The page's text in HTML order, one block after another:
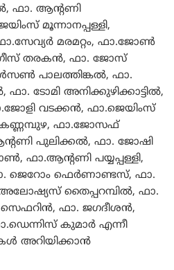
ഫാ. ആൻ്റണി
മൂന്നാനപ്പള്ളി,
മരമറ്റം, ഫാ.ജോൺ
തരകൻ, ഫാ. ജോസ്
പാലത്തിങ്കൽ, ഫാ.
ടോമി അനിക്കുഴിക്കാട്ടിൽ,
വടക്കൻ, ഫാ.ജെയിംസ്
കണ്ണമ്പുഴ, ഫാ.ജോസഫ്
പുലിക്കൽ, ഫാ. ജോഷി
ഫാ.ആൻ്റണി പയ്യപ്പള്ളി,
ജെറോം ഫെർണാണ്ടസ്, ഫാ.
തൈപ്പറമ്പിൽ, ഫാ.
ഫാ. ജഗദീശൻ,
കുമാർ എന്നീ
അറിയിക്കാൻ